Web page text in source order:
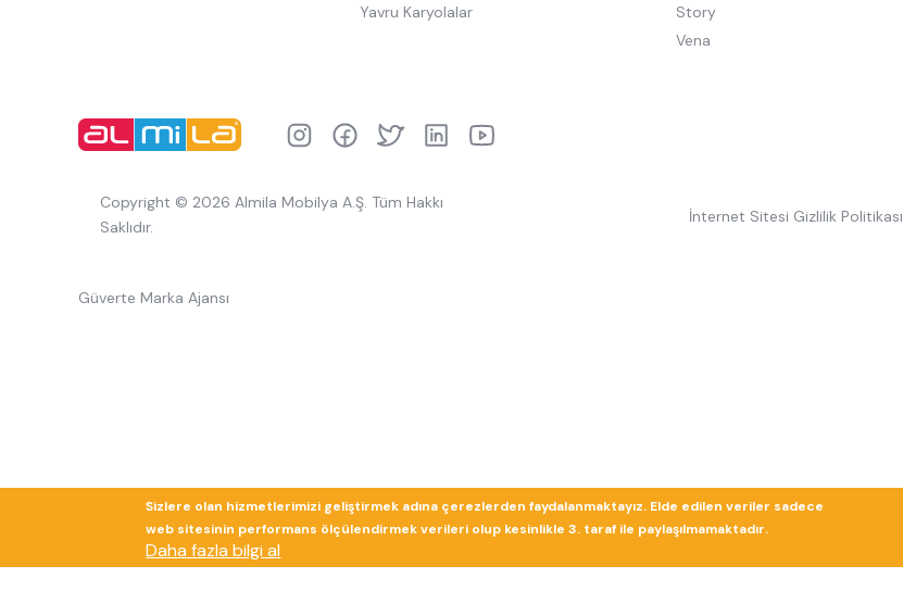
Yavru Karyolalar
Story
Vena
Copyright © 2026 Almila Mobilya A.Ş. Tüm Hakkı
Saklıdır.
İnternet Sitesi Gizlilik Politikası
Güverte Marka Ajansı
Sizlere olan hizmetlerimizi geliştirmek adına çerezlerden faydalanmaktayız. Elde edilen veriler sadece
web sitesinin performans ölçülendirmek verileri olup kesinlikle 3. taraf ile paylaşılmamaktadır.
Daha fazla bilgi al